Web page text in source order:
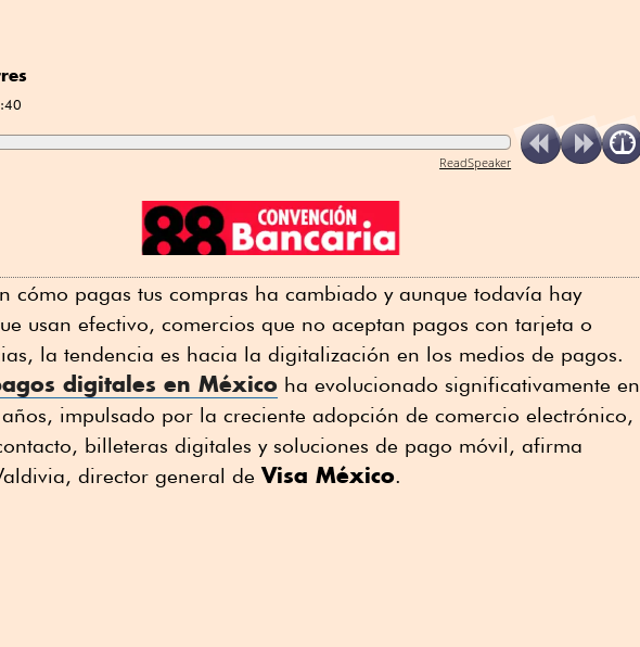
ReadSpeaker
cómo pagas tus compras ha cambiado y aunque todavía hay
usan efectivo, comercios que no aceptan pagos con tarjeta o
la tendencia es hacia la digitalización en los medios de pagos.
digitales en México ha evolucionado significativamente en
impulsado por la creciente adopción de comercio electrónico,
billeteras digitales y soluciones de pago móvil, afirma
director general deVisa México.